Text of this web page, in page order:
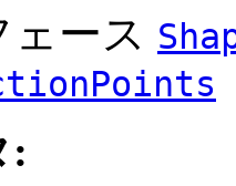
ース
: